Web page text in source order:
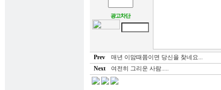
광고차단
Prev
매년 이맘때쯤이면 당신을 찾네요...
Next
여전히 그리운 사람.....